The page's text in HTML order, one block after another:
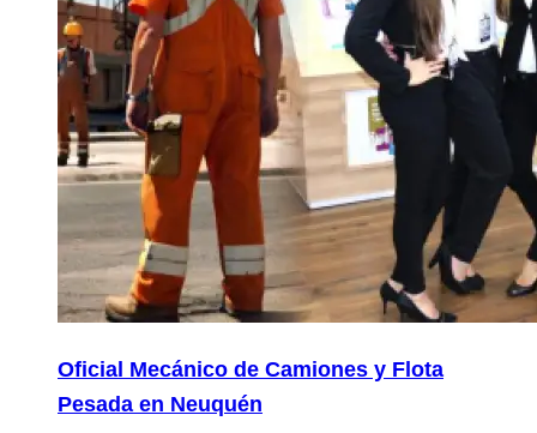
Oficial Mecánico de Camiones y Flota
Pesada en Neuquén